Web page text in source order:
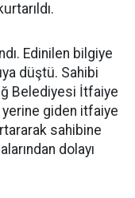
Edinilen bilgiye
düştü. Sahibi
Belediyesi İtfaiye
giden itfaiye
sahibine
dolayı